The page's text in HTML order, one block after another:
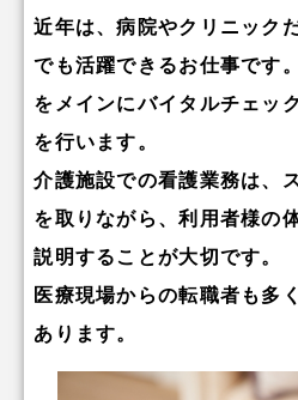
近年は、病院やクリニック
でも活躍できるお仕事です
をメインにバイタルチェッ
を行います。
介護施設での看護業務は、
を取りながら、利用者様の
説明することが大切です。
医療現場からの転職者も多
あります。